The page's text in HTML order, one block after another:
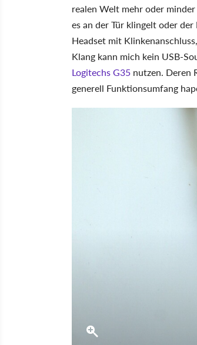
realen Welt mehr oder
es an der Tür klingelt oder
Headset mit
Klang kann mich kein USB-
Logitechs G35 nutzen. Deren
generell Funktionsumfang